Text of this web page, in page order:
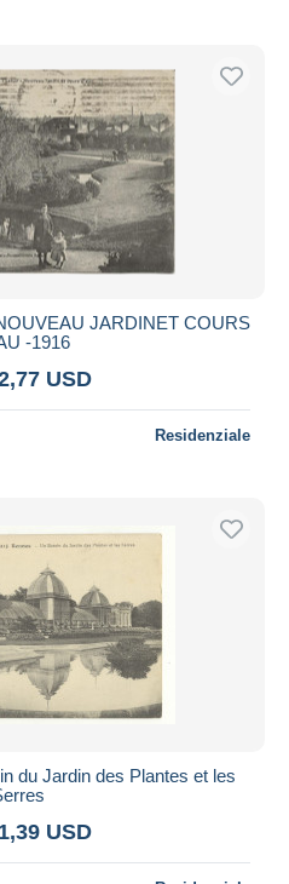
JARDINET COURS
-1916
USD
Residenziale
du Jardin des Plantes et les
USD